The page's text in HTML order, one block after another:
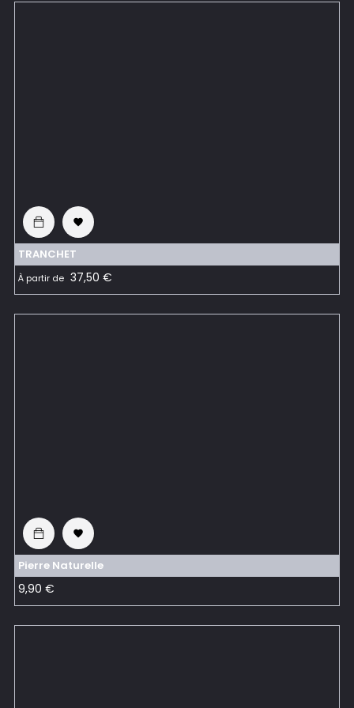

TRANCHET
À partir de Prix
37,50 €

Pierre Naturelle
Prix
9,90 €